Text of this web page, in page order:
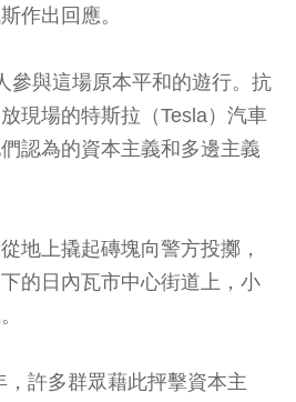
作出回應。
參與這場原本平和的遊行。抗
現場的特斯拉（Tesla）汽車
認為的資本主義和多邊主義
地上撬起磚塊向警方投擲，
的日內瓦市中心街道上，小
許多群眾藉此抨擊資本主